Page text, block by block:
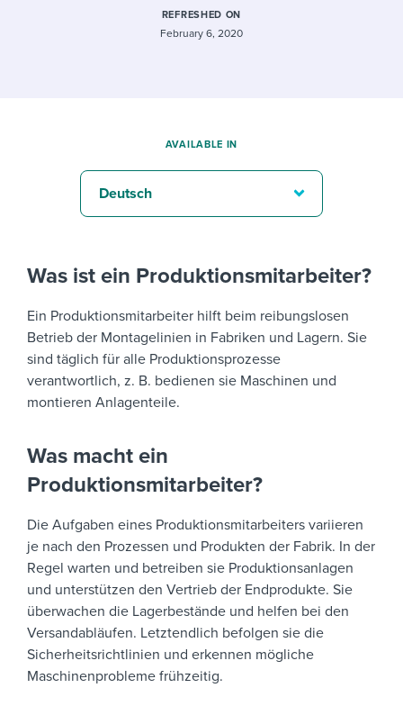
REFRESHED ON
February 6, 2020
Was ist ein Produktionsmitarbeiter?
Ein Produktionsmitarbeiter hilft beim reibungslosen
Betrieb der Montagelinien in Fabriken und Lagern. Sie
sind täglich für alle Produktionsprozesse
verantwortlich, z. B. bedienen sie Maschinen und
montieren Anlagenteile.
Was macht ein
Produktionsmitarbeiter?
Die Aufgaben eines Produktionsmitarbeiters variieren
je nach den Prozessen und Produkten der Fabrik. In der
Regel warten und betreiben sie Produktionsanlagen
und unterstützen den Vertrieb der Endprodukte. Sie
überwachen die Lagerbestände und helfen bei den
Versandabläufen. Letztendlich befolgen sie die
Sicherheitsrichtlinien und erkennen mögliche
Maschinenprobleme frühzeitig.
AVAILABLE IN
Deutsch